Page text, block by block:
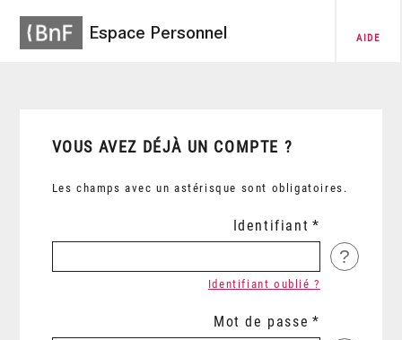
Espace Personnel AIDE
VOUS AVEZ DÉJÀ UN COMPTE ?
Les champs avec un astérisque sont obligatoires.
Identifiant
?
Identifiant oublié ?
Mot de passe